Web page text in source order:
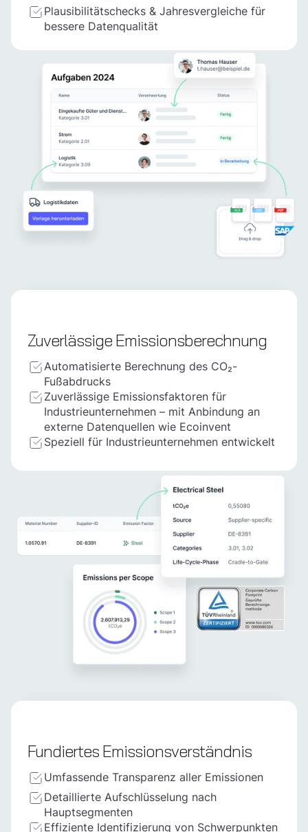
Plausibilitätschecks & Jahresvergleiche für
bessere Datenqualität
Zuverlässige Emissionsberechnung
Automatisierte Berechnung des CO₂-
Fußabdrucks
Zuverlässige Emissionsfaktoren für
Industrieunternehmen – mit Anbindung an
externe Datenquellen wie Ecoinvent
Speziell für Industrieunternehmen entwickelt
Fundiertes Emissionsverständnis
Umfassende Transparenz aller Emissionen
Detaillierte Aufschlüsselung nach
Hauptsegmenten
Effiziente Identifizierung von Schwerpunkten